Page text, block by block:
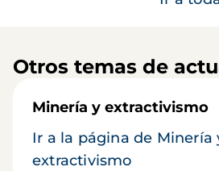
Otros temas de
Minería y extractivismo
Ir a la página de Minería
extractivismo